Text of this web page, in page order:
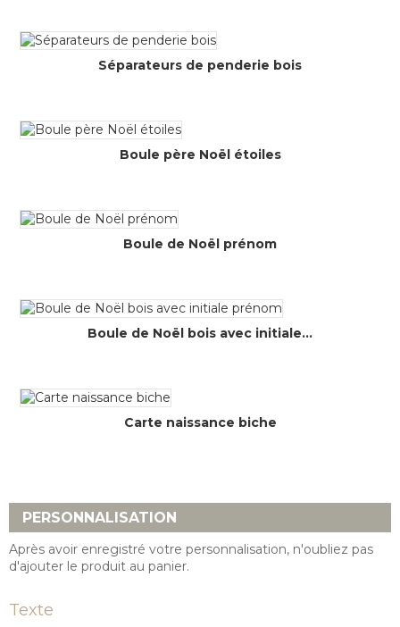
Séparateurs de penderie bois
Boule père Noël étoiles
Boule de Noël prénom
Boule de Noël bois avec initiale...
Carte naissance biche
PERSONNALISATION
Après avoir enregistré votre personnalisation, n'oubliez pas
d'ajouter le produit au panier.
Texte